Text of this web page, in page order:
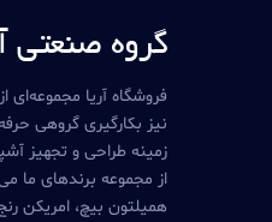
گروه صنعتی
فروشگاه آریا مجموعه‌ای
نیز بکارگیری گروهی
زمینه طراحی و تجهیز
از مجموعه برندهای ما
همیلتون بیچ، امریکن